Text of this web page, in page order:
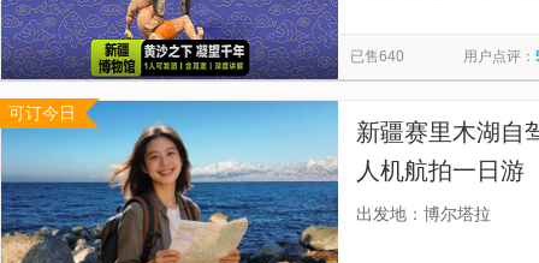
浏
览
信
息
那拉提草原 坎儿井乐园 西极时光景区
新疆国际大巴扎 吐峪沟麻扎村 喀拉峻大草原 斯
伊宁市六星街 喀什古城
已售640 用户点评：
可订今日
新疆赛里木湖自
人机航拍一日游
送】
出发地：博尔塔拉